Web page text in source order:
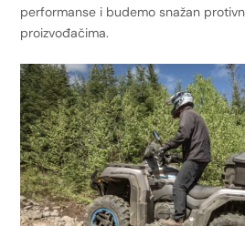
performanse i budemo snažan
proizvođačima.